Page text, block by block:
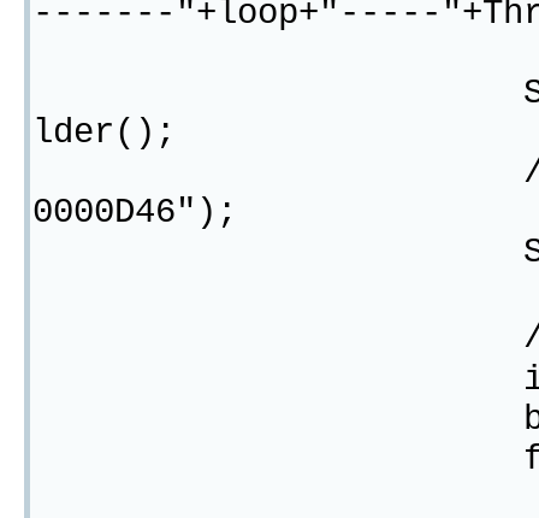
-------"+loop+"-----
StringBuilder
lder();
//
0000D46");
String
//计
int size =
byte[] bytes
for (int i =